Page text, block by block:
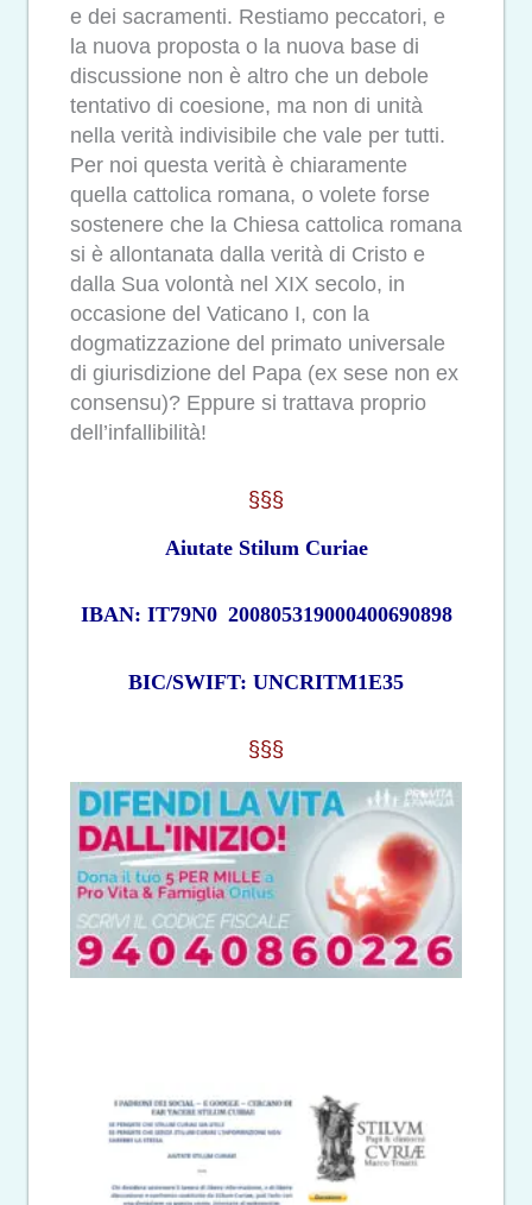
e dei sacramenti. Restiamo peccatori, e
la nuova proposta o la nuova base di
discussione non è altro che un debole
tentativo di coesione, ma non di unità
nella verità indivisibile che vale per tutti.
Per noi questa verità è chiaramente
quella cattolica romana, o volete forse
sostenere che la Chiesa cattolica romana
si è allontanata dalla verità di Cristo e
dalla Sua volontà nel XIX secolo, in
occasione del Vaticano I, con la
dogmatizzazione del primato universale
di giurisdizione del Papa (ex sese non ex
consensu)? Eppure si trattava proprio
dell’infallibilità!
§§§
Aiutate Stilum Curiae
IBAN: IT79N0 200805319000400690898
BIC/SWIFT: UNCRITM1E35
§§§